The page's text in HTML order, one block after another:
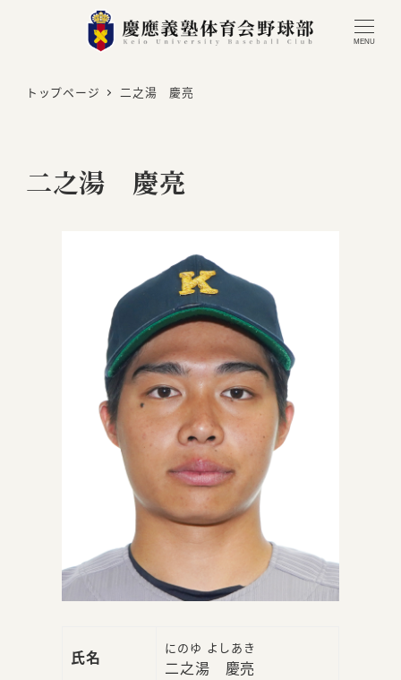
MENU
トップページ 二之湯 慶亮
二之湯 慶亮
氏名 にのゆ よしあき
二之湯 慶亮